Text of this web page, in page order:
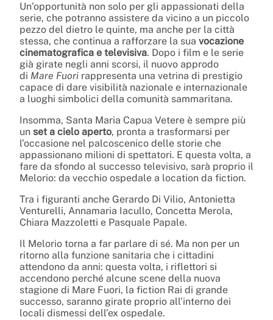
Un’opportunità non solo per gli appassionati della
serie, che potranno assistere da vicino a un piccolo
pezzo del dietro le quinte, ma anche per la città
stessa, che continua a rafforzare la sua vocazione
cinematografica e televisiva. Dopo i film e le serie
già girate negli anni scorsi, il nuovo approdo
di Mare Fuori rappresenta una vetrina di prestigio
capace di dare visibilità nazionale e internazionale
a luoghi simbolici della comunità sammaritana.
Insomma, Santa Maria Capua Vetere è sempre più
un set a cielo aperto, pronta a trasformarsi per
l’occasione nel palcoscenico delle storie che
appassionano milioni di spettatori. E questa volta, a
fare da sfondo al successo televisivo, sarà proprio il
Melorio: da vecchio ospedale a location da fiction.
Tra i figuranti anche Gerardo Di Vilio, Antonietta
Venturelli, Annamaria Iacullo, Concetta Merola,
Chiara Mazzoletti e Pasquale Papale.
Il Melorio torna a far parlare di sé. Ma non per un
ritorno alla funzione sanitaria che i cittadini
attendono da anni: questa volta, i riflettori si
accendono perché alcune scene della nuova
stagione di Mare Fuori, la fiction Rai di grande
successo, saranno girate proprio all’interno dei
locali dismessi dell’ex ospedale.